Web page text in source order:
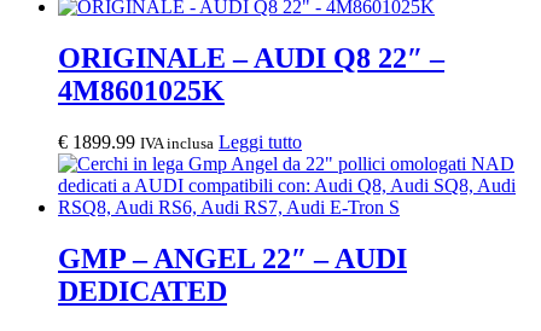
ORIGINALE – AUDI Q8 22″ –
4M8601025K
€ 1899.99 IVA inclusa Leggi tutto
GMP – ANGEL 22″ – AUDI
DEDICATED